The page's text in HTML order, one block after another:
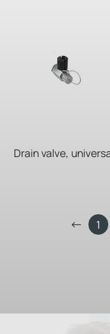
Drain valve,
1